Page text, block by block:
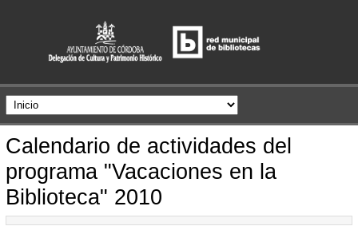
Calendario de actividades del
programa "Vacaciones en la
Biblioteca" 2010